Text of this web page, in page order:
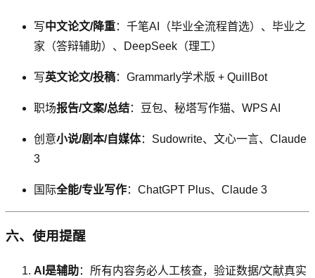
写中文论文/降重：千笔AI（毕业全流程首选）、毕业之
家（答辩辅助）、DeepSeek（理工）
写英文论文/投稿：Grammarly学术版 + QuillBot
职场报告/文案/总结：豆包、秘塔写作猫、WPS AI
创意小说/剧本/自媒体：Sudowrite、文心一言、Claude
3
国际全能/专业写作：ChatGPT Plus、Claude 3
六、使用提醒
AI是辅助：所有内容务必人工核查，验证数据/文献真实